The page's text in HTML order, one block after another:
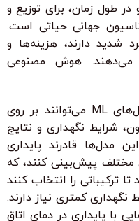
طول زمان، برای توزیع و
جهانی حیاتی است.
شدید دارند، هزینه‌ها و
می‌دهند. هوش مصنوعی
مدل‌های ML می‌توانند بر روی
شرایط نگهداری و نتایج
مدل‌ها قادرند پایداری
مختلف پیش‌بینی کنند، که
ترکیباتی را انتخاب کنند
نگهداری کمتری نیاز دارند.
با پایداری در دمای اتاق